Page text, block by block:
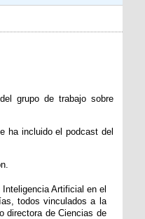
grupo de trabajo sobre
ha incluido el podcast del
Artificial en el
todos vinculados a la
directora de Ciencias de